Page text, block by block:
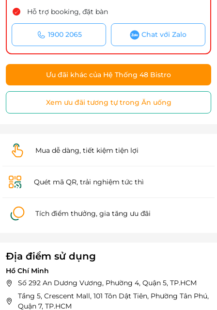
Hỗ trợ booking, đặt bàn
1900 2065 Chat với Zalo
Ưu đãi khác của Hệ Thống 48 Bistro
Xem ưu đãi tương tự trong Ăn uống
Mua dễ dàng, tiết kiệm tiện lợi
Quét mã QR, trải nghiệm tức thì
Tích điểm thưởng, gia tăng ưu đãi
Địa điểm sử dụng
Hồ Chí Minh
Số 292 An Dương Vương, Phường 4, Quận 5, TP.HCM
Tầng 5, Crescent Mall, 101 Tôn Dật Tiên, Phường Tân Phú,
Quận 7, TP.HCM